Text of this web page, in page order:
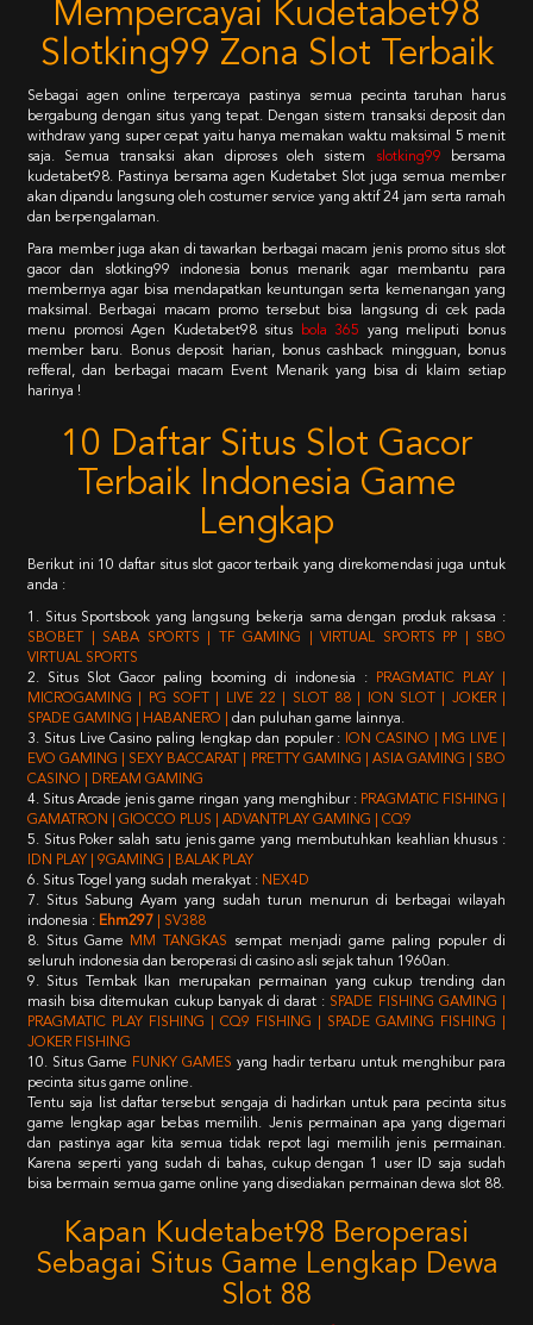
Mempercayai Kudetabet98
Slotking99 Zona Slot Terbaik
Sebagai agen online terpercaya pastinya semua pecinta taruhan harus
bergabung dengan situs yang tepat. Dengan sistem transaksi deposit dan
withdraw yang super cepat yaitu hanya memakan waktu maksimal 5 menit
saja. Semua transaksi akan diproses oleh sistem
slotking99
bersama
kudetabet98. Pastinya bersama agen Kudetabet Slot juga semua member
akan dipandu langsung oleh costumer service yang aktif 24 jam serta ramah
dan berpengalaman.
Para member juga akan di tawarkan berbagai macam jenis promo situs slot
gacor dan slotking99 indonesia bonus menarik agar membantu para
membernya agar bisa mendapatkan keuntungan serta kemenangan yang
maksimal. Berbagai macam promo tersebut bisa langsung di cek pada
menu promosi Agen Kudetabet98 situs
bola 365
yang meliputi bonus
member baru. Bonus deposit harian, bonus cashback mingguan, bonus
refferal, dan berbagai macam Event Menarik yang bisa di klaim setiap
harinya !
10 Daftar Situs Slot Gacor
Terbaik Indonesia Game
Lengkap
Berikut ini 10 daftar situs slot gacor terbaik yang direkomendasi juga untuk
anda :
1. Situs Sportsbook yang langsung bekerja sama dengan produk raksasa :
SBOBET | SABA SPORTS | TF GAMING | VIRTUAL SPORTS PP | SBO
VIRTUAL SPORTS
2. Situs Slot Gacor paling booming di indonesia :
PRAGMATIC PLAY |
MICROGAMING | PG SOFT | LIVE 22 | SLOT 88 | ION SLOT | JOKER |
SPADE GAMING | HABANERO |
dan puluhan game lainnya.
3. Situs Live Casino paling lengkap dan populer : ION CASINO | MG LIVE |
EVO GAMING | SEXY BACCARAT | PRETTY GAMING | ASIA GAMING | SBO
CASINO | DREAM GAMING
4. Situs Arcade jenis game ringan yang menghibur : PRAGMATIC FISHING |
GAMATRON | GIOCCO PLUS | ADVANTPLAY GAMING | CQ9
5. Situs Poker salah satu jenis game yang membutuhkan keahlian khusus :
IDN PLAY | 9GAMING | BALAK PLAY
6. Situs Togel yang sudah merakyat : NEX4D
7. Situs Sabung Ayam yang sudah turun menurun di berbagai wilayah
indonesia : Ehm297 | SV388
8. Situs Game
MM TANGKAS
sempat menjadi game paling populer di
seluruh indonesia dan beroperasi di casino asli sejak tahun 1960an.
9. Situs Tembak Ikan merupakan permainan yang cukup trending dan
masih bisa ditemukan cukup banyak di darat : SPADE FISHING GAMING |
PRAGMATIC PLAY FISHING | CQ9 FISHING | SPADE GAMING FISHING |
JOKER FISHING
10. Situs Game FUNKY GAMES yang hadir terbaru untuk menghibur para
pecinta situs game online.
Tentu saja list daftar tersebut sengaja di hadirkan untuk para pecinta situs
game lengkap agar bebas memilih. Jenis permainan apa yang digemari
dan pastinya agar kita semua tidak repot lagi memilih jenis permainan.
Karena seperti yang sudah di bahas, cukup dengan 1 user ID saja sudah
bisa bermain semua game online yang disediakan permainan dewa slot 88.
Kapan Kudetabet98 Beroperasi
Sebagai Situs Game Lengkap Dewa
Slot 88